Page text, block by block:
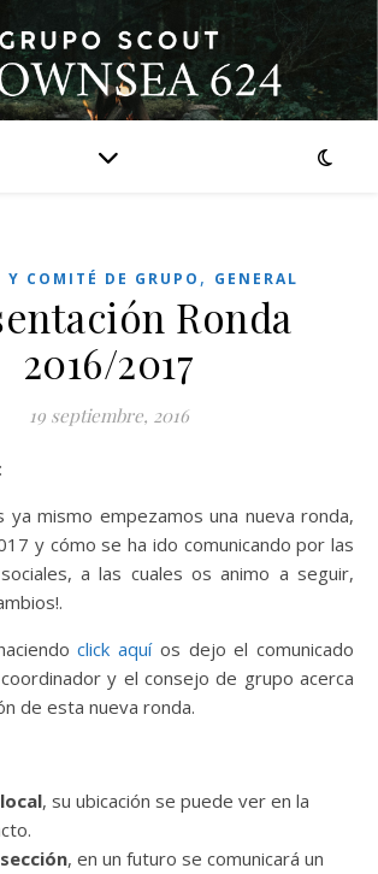
Y COMITÉ DE GRUPO , GENERAL
Ronda
2016/2017
19 septiembre, 2016
ya mismo empezamos una nueva ronda,
y cómo se ha ido comunicando por las
a las cuales os animo a seguir,
click aquíos dejo el comunicado
y el consejo de grupo acerca
de esta nueva ronda.
, su ubicación se puede ver en la
, en un futuro se comunicará un